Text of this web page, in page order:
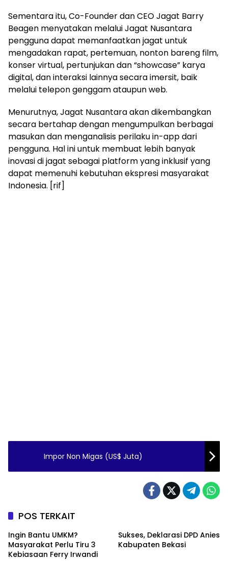
Sementara itu, Co-Founder dan CEO Jagat Barry
Beagen menyatakan melalui Jagat Nusantara
pengguna dapat memanfaatkan jagat untuk
mengadakan rapat, pertemuan, nonton bareng film,
konser virtual, pertunjukan dan “showcase” karya
digital, dan interaksi lainnya secara imersit, baik
melalui telepon genggam ataupun web.
Menurutnya, Jagat Nusantara akan dikembangkan
secara bertahap dengan mengumpulkan berbagai
masukan dan menganalisis perilaku in-app dari
pengguna. Hal ini untuk membuat lebih banyak
inovasi di jagat sebagai platform yang inklusif yang
dapat memenuhi kebutuhan ekspresi masyarakat
Indonesia. [rif]
Impor Non Migas (US$ Juta)
POS TERKAIT
Ingin Bantu UMKM?
Masyarakat Perlu Tiru 3
Kebiasaan Ferry Irwandi
Sukses, Deklarasi DPD Anies
Kabupaten Bekasi